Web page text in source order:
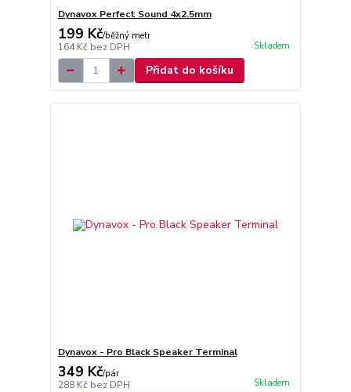
Dynavox Perfect Sound 4x2.5mm
199 Kč/běžný metr
164 Kč bez DPH Skladem
Přidat do košíku
Dynavox - Pro Black Speaker Terminal
349 Kč/pár
288 Kč bez DPH Skladem